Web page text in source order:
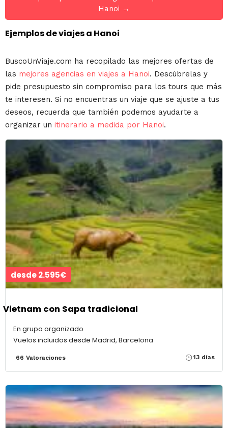
Hanoi →
Ejemplos de viajes a Hanoi
BuscoUnViaje.com ha recopilado las mejores ofertas de
las mejores agencias en viajes a Hanoi. Descúbrelas y
pide presupuesto sin compromiso para los tours que más
te interesen. Si no encuentras un viaje que se ajuste a tus
deseos, recuerda que también podemos ayudarte a
organizar un itinerario a medida por Hanoi.
desde 2.595€
Vietnam con Sapa tradicional
En grupo organizado
Vuelos incluidos desde Madrid, Barcelona
66 Valoraciones 13 días